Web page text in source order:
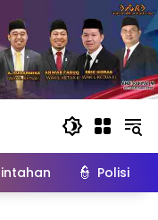
👮 Polisi